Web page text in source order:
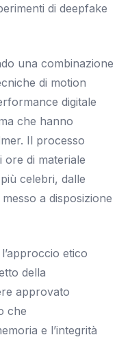
di deepfake
una combinazione
di motion
digitale
che hanno
Il processo
ore di materiale
celebri, dalle
a disposizione
etico
della
approvato
che
e l’integrità